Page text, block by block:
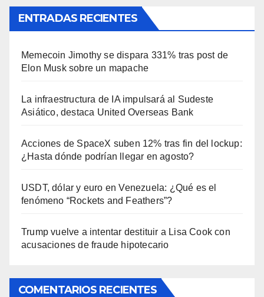
ENTRADAS RECIENTES
Memecoin Jimothy se dispara 331% tras post de
Elon Musk sobre un mapache
La infraestructura de IA impulsará al Sudeste
Asiático, destaca United Overseas Bank
Acciones de SpaceX suben 12% tras fin del lockup:
¿Hasta dónde podrían llegar en agosto?
USDT, dólar y euro en Venezuela: ¿Qué es el
fenómeno “Rockets and Feathers”?
Trump vuelve a intentar destituir a Lisa Cook con
acusaciones de fraude hipotecario
COMENTARIOS RECIENTES